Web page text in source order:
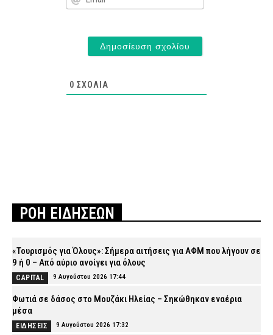
0 ΣΧΌΛΙΑ
ΡΟΗ ΕΙΔΗΣΕΩΝ
«Τουρισμός για Όλους»: Σήμερα αιτήσεις για ΑΦΜ που λήγουν σε
9 ή 0 – Από αύριο ανοίγει για όλους
CAPITAL 9 Αυγούστου 2026 17:44
Φωτιά σε δάσος στο Μουζάκι Ηλείας – Σηκώθηκαν εναέρια
μέσα
ΕΙΔΗΣΕΙΣ 9 Αυγούστου 2026 17:32